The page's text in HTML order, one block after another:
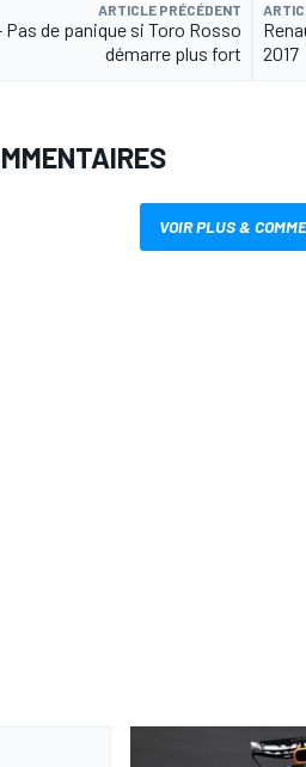
ARTICLE PRÉCÉDENT
de panique si Toro Rosso
démarre plus fort
2017
VOIR PLUS &